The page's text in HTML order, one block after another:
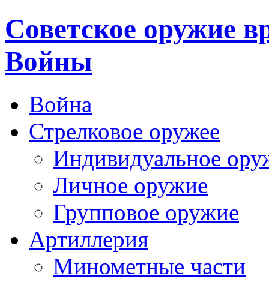
Cоветское оружие
Войны
Война
Стрелковое оружее
Индивидуальное
Личное оружие
Групповое оружие
Артиллерия
Минометные части